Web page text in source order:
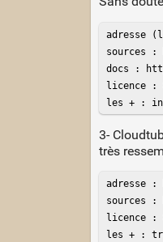
adresse
sources
docs :
licence :
les + :
3-
très
adresse :
sources :
licence :
les + :